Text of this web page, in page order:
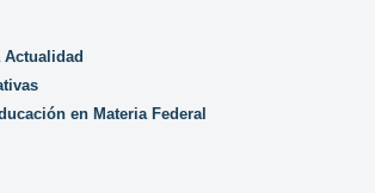
Actualidad
en Materia Federal